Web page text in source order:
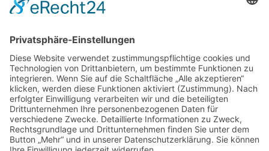
Gesundes aus Kunst und Kultur
Impressum
Kontakt
My Account
Projekt Waldliebe
Projekte spenden
Shop
Spenden Informationen